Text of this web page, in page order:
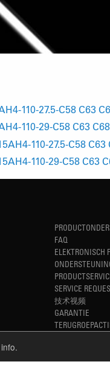
110-27.5-C58 C63
110-29-C58 C63
110-27.5-C58
110-29-C58 C63
FAQ
ELEKTRONISCH
SERVICE
技术视频
GARANTIE